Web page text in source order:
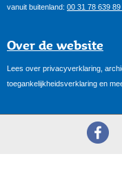
vanuit buitenland: 00 31 78 639 89
Over de website
Lees over privacyverklaring,
toegankelijkheidsverklaring en